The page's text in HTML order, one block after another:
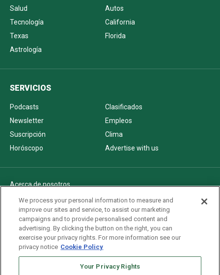
Salud
Autos
Tecnología
California
Texas
Florida
Astrología
SERVICIOS
Podcasts
Clasificados
Newsletter
Empleos
Suscripción
Clima
Horóscopo
Advertise with us
Acerca de nosotros
Politica de privacidad
Pautas Editoriales
AdChoices
Advertise with us
Newsletters
We process your personal information to measure and
improve our sites and service, to assist our marketing
campaigns and to provide personalised content and
advertising. By clicking the button on the right, you can
exercise your privacy rights. For more information see our
privacy notice Cookie Policy
Your Privacy Rights